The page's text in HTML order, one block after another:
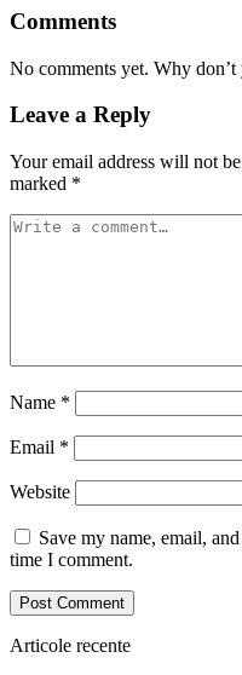
Comments
No comments yet. Why don’t
Leave a Reply
Your email address will not
marked *
Name *
Email *
Website
Save my name, email,
time I comment.
Articole recente